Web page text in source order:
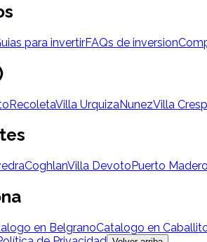
para invertirFAQs de inversion
RecoletaVilla UrquizaNunezVilla
CoghlanVilla Devoto Puerto Madero
en BelgranoCatalogo en